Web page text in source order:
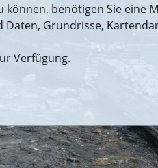
benötigen Sie eine
Daten, Grundrisse,
Verfügung.